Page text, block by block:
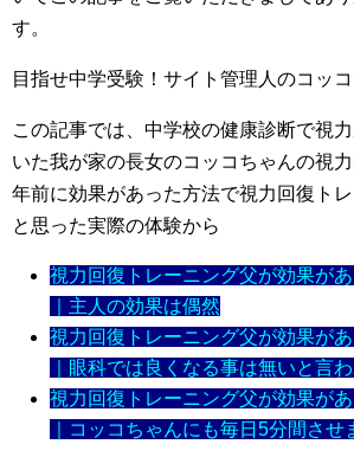
す。
目指せ中学受験！サイト管理人のコッコ
この記事では、中学校の健康診断で視
いた我が家の長女のコッコちゃんの視
年前に効果があった方法で視力回復ト
と思った実際の体験から
視力回復トレーニング父が効果が
｜主人の効果は偶然
視力回復トレーニング父が効果が
｜眼科では良くなる事は無いと言
視力回復トレーニング父が効果が
｜コッコちゃんにも毎日5分間させ